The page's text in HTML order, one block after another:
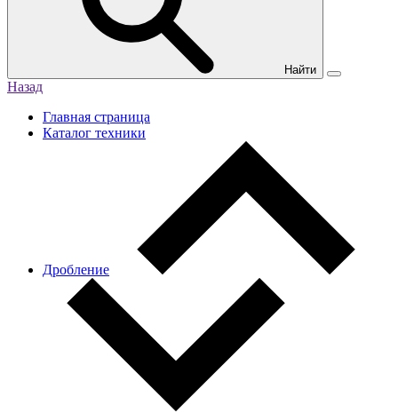
Найти
Назад
Главная страница
Каталог техники
Дробление